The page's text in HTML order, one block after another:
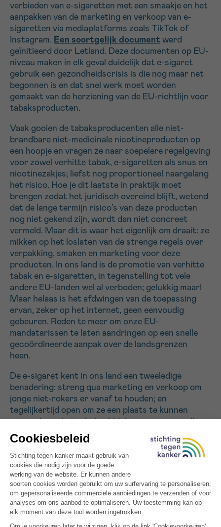
verbieden van e-sigaretten met een smaakje en het
aanpakken van de marketing en verkoop van e-
sigaretten via mediaplatforms zoals TikTok of
Instagram. Een soortgelijk document werd
geïnitieerd door Letland. Deze documenten op EU-
niveau maken in elk geval duidelijk dat e-sigaret
gebruik een gezondheidscrisis is die nog maar net
begonnen is en dat snel werk moet worden
gemaakt van de herziening van de EU-richtlijn voor
tabaksproducten.
Vaak gooien de tabaksproducenten alle niet-
brandbare niet-medicinale nicotineproducten op
een hoopje en vragen ze naar soepelere regelgeving
voor zowel verhitte tabak, e-sigaretten als snus en
nicotinezakjes; liefst nog proportioneel naargelang
het risico. Hoe je dit laatste in praktijk moet
brengen zodat het juridisch overeind blijft, wetend
dat de lange termijn risico’s van deze producten
nog niet gekend zijn, wordt dan niet concreet
vermeld. Maar dit is waar het eigenlijk om draait: ze
mikken op het loslaten van de strenge regels over
verpakking, smaken en marketing voor deze
producten. In ons land is de promotie van verhitte
tabak en e-sigaretten, in tegenstelling tot vele
andere EU-landen wel al verboden; gelukkig maar!
Maar helaas is het afdwingen van de toepassing
ervan, zeker op het internet, geen eenvoudig
gebeuren. Reden te meer om onze EU-
mandatarissen te laten aandringen op een snelle
gecoördineerde aanpak over de landsgrenzen
heen.
De e-sigaret kent in ons land een tweeledige
benadering: streng qua marketing en verkoop om
jonge niet-rokers er vanaf te houden; en
tegelijkertijd open om ze een plaats te kunnen
geven als rookstophulpmiddel voor personen die
moeilijk van het roken kunnen afgeraken. Ons land
verbiedt de verkoop niet; enkel de verkoop van de
wegwerpversies wordt verboden.
Het feit dat België nog geen verhitte tabak
verkoopt, heeft evenmin iets te maken met een
verkoopverbod. Het zijn onze strenge
marketingregels die het de producenten moeilijk
maken om deze producten in ons land gelanceerd